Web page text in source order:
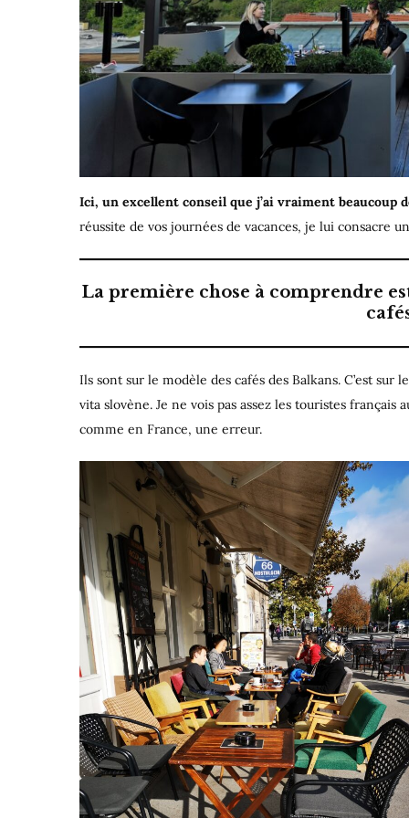
Ici, un excellent conseil que j’ai vraiment beaucoup
réussite de vos journées de vacances, je lui consacre
La première chose à comprendre
Ils sont sur le modèle des cafés des Balkans. C’est sur
vita slovène. Je ne vois pas assez les touristes
comme en France, une erreur.